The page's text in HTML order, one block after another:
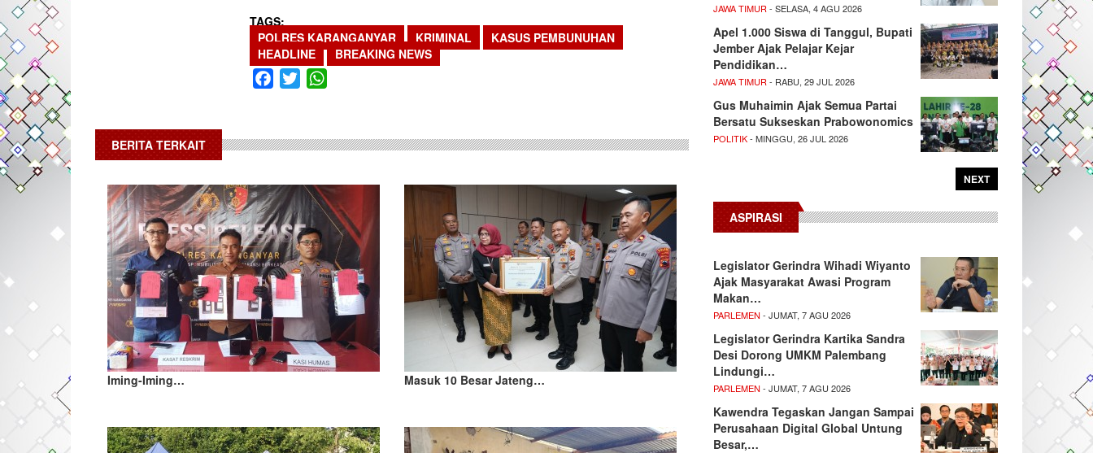
TAGS
POLRES KARANGANYAR
KRIMINAL
KASUS PEMBUNUHAN
HEADLINE
BREAKING NEWS
Facebook
Twitter
BERITA TERKAIT
Iming-Iming… Masuk 10 Besar Jateng…
JAWA TIMUR - SELASA, 4 AGU 2026
Apel 1.000 Siswa di Tanggul, Bupati
Jember Ajak Pelajar Kejar
Pendidikan…
JAWA TIMUR - RABU, 29 JUL 2026
Gus Muhaimin Ajak Semua Partai
Bersatu Sukseskan Prabowonomics
POLITIK- MINGGU, 26 JUL 2026
NEXT
ASPIRASI
Legislator Gerindra Wihadi Wiyanto
Ajak Masyarakat Awasi Program
Makan…
PARLEMEN - JUMAT, 7 AGU 2026
Legislator Gerindra Kartika Sandra
Desi Dorong UMKM Palembang
Lindungi…
PARLEMEN - JUMAT, 7 AGU 2026
Kawendra Tegaskan Jangan Sampai
Perusahaan Digital Global Untung
Besar,…